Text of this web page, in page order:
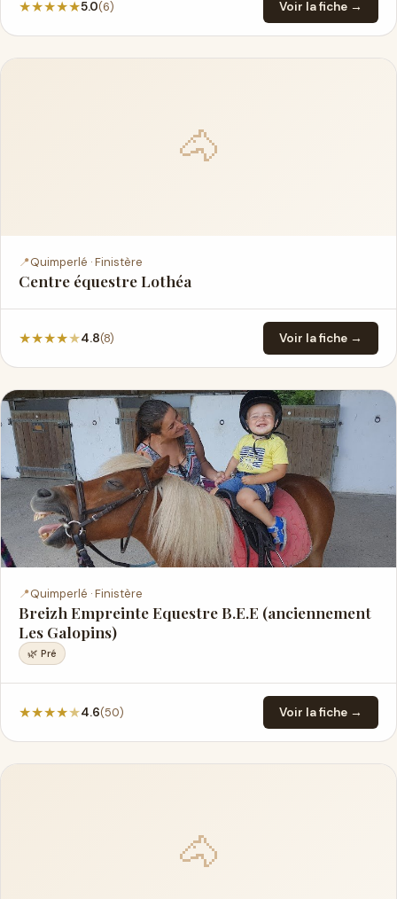
★★★★★5.0(6) Voir la fiche →
🐴
📍Quimperlé · Finistère
Centre équestre Lothéa
★★★★★4.8(8) Voir la fiche →
📍Quimperlé · Finistère
Breizh Empreinte Equestre B.E.E (anciennement
Les Galopins)
🌿 Pré
★★★★★4.6(50) Voir la fiche →
🐴